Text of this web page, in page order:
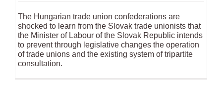
The Hungarian trade union confederations are
shocked to learn from the Slovak trade unionists that
the Minister of Labour of the Slovak Republic intends
to prevent through legislative changes the operation
of trade unions and the existing system of tripartite
consultation.